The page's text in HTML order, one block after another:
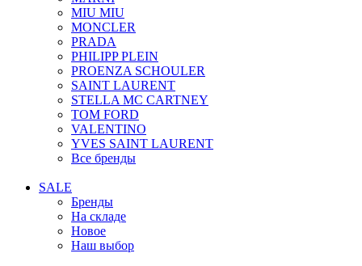
MIU MIU
MONCLER
PRADA
PHILIPP PLEIN
PROENZA SCHOULER
SAINT LAURENT
STELLA MC CARTNEY
TOM FORD
VALENTINO
YVES SAINT LAURENT
Все бренды
SALE
Бренды
На складе
Новое
Наш выбор